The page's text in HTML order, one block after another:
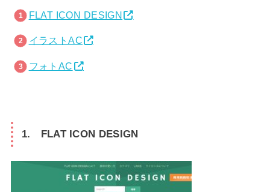
FLAT ICON DESIGN
イラストAC
フォトAC
1. FLAT ICON DESIGN